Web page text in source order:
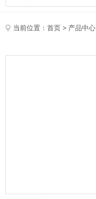
当前位置：首页 > 产品中心